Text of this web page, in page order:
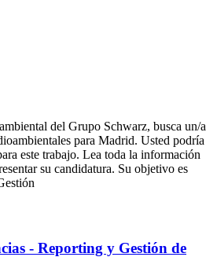
del Grupo Schwarz, busca un/a
para Madrid. Usted podría
este trabajo. Lea toda la información
su candidatura. Su objetivo es
- Reporting y Gestión de